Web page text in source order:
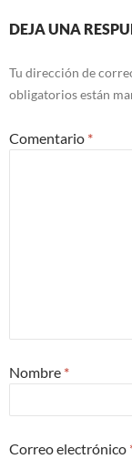
DEJA UNA
Tu dirección de
obligatorios están
Comentario *
Nombre *
Correo electrónico